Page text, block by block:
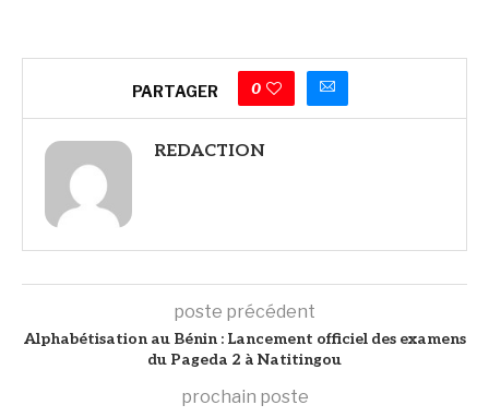
PARTAGER 0
REDACTION
poste précédent
Alphabétisation au Bénin : Lancement officiel des examens
du Pageda 2 à Natitingou
prochain poste